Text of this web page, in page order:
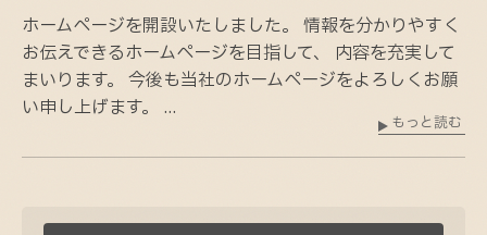
ホームページを開設いたしました。 情報を分かりやすく
お伝えできるホームページを目指して、 内容を充実して
まいります。 今後も当社のホームページをよろしくお願
い申し上げます。 ...
もっと読む